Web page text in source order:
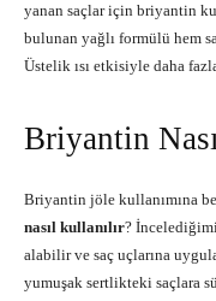
yanan saçlar için briyantin
bulunan yağlı formülü hem
Üstelik ısı etkisiyle daha
Briyantin
Briyantin jöle kullanımına
nasıl kullanılır?
alabilir ve saç uçlarına
yumuşak sertlikteki saçlara